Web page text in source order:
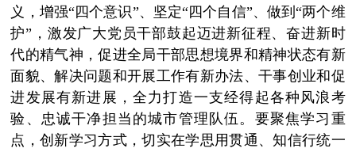
义，增强“四个意识”、坚定“四个自信”、做到“两个维
护”，激发广大党员干部鼓起迈进新征程、奋进新时
代的精气神，促进全局干部思想境界和精神状态有新
面貌、解决问题和开展工作有新办法、干事创业和促
进发展有新进展，全力打造一支经得起各种风浪考
验、忠诚干净担当的城市管理队伍。要聚焦学习重
点，创新学习方式，切实在学思用贯通、知信行统一